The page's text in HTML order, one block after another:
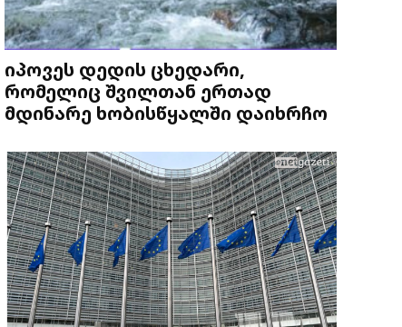
იპოვეს დედის ცხედარი,
რომელიც შვილთან ერთად
მდინარე ხობისწყალში დაიხრჩო